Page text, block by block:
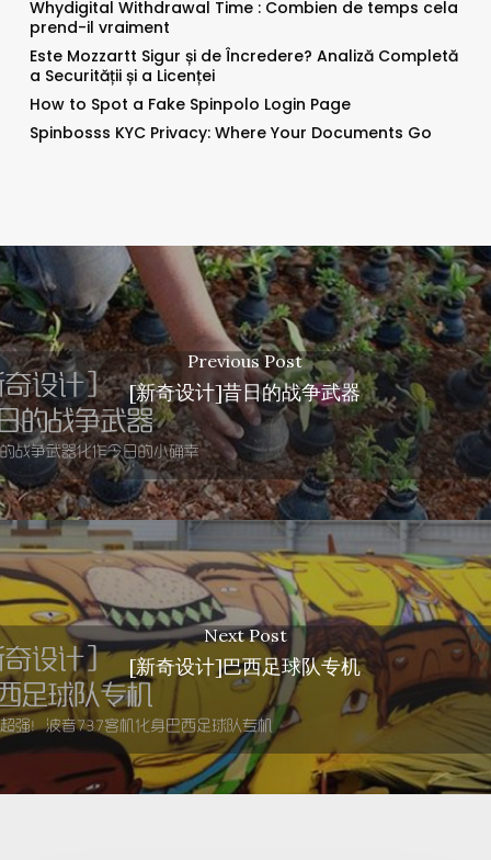
Whydigital Withdrawal Time : Combien de temps cela
prend-il vraiment
Este Mozzartt Sigur și de Încredere? Analiză Completă
a Securității și a Licenței
How to Spot a Fake Spinpolo Login Page
Spinbosss KYC Privacy: Where Your Documents Go
Previous Post
[新奇设计]昔日的战争武器
Next Post
[新奇设计]巴西足球队专机